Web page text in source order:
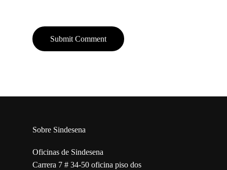
Sobre Sindesena
Oficinas de Sindesena
Carrera 7 # 34-50 oficina piso dos